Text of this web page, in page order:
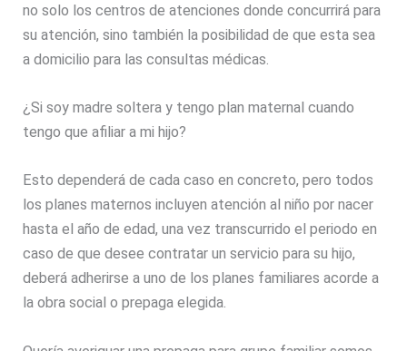
no solo los centros de atenciones donde concurrirá para
su atención, sino también la posibilidad de que esta sea
a domicilio para las consultas médicas.
¿Si soy madre soltera y tengo plan maternal cuando
tengo que afiliar a mi hijo?
Esto dependerá de cada caso en concreto, pero todos
los planes maternos incluyen atención al niño por nacer
hasta el año de edad, una vez transcurrido el periodo en
caso de que desee contratar un servicio para su hijo,
deberá adherirse a uno de los planes familiares acorde a
la obra social o prepaga elegida.